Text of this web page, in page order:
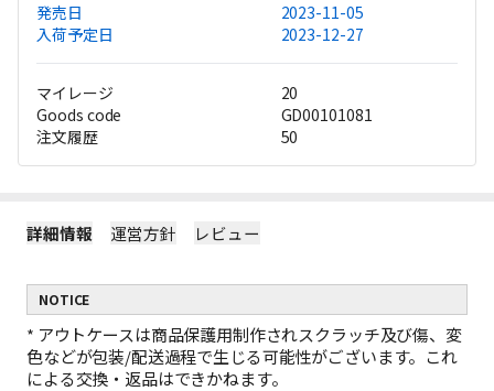
発売日
2023-11-05
入荷予定日
2023-12-27
マイレージ
20
Goods code
GD00101081
注文履歴
50
詳細情報 運営方針 レビュー
NOTICE
* アウトケースは商品保護用制作されスクラッチ及び傷、変
色などが包装/配送過程で生じる可能性がございます。これ
による交換・返品はできかねます。